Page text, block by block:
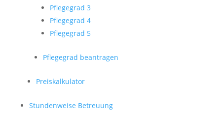
Pflegegrad 3
Pflegegrad 4
Pflegegrad 5
Pflegegrad beantragen
Preiskalkulator
Stundenweise Betreuung